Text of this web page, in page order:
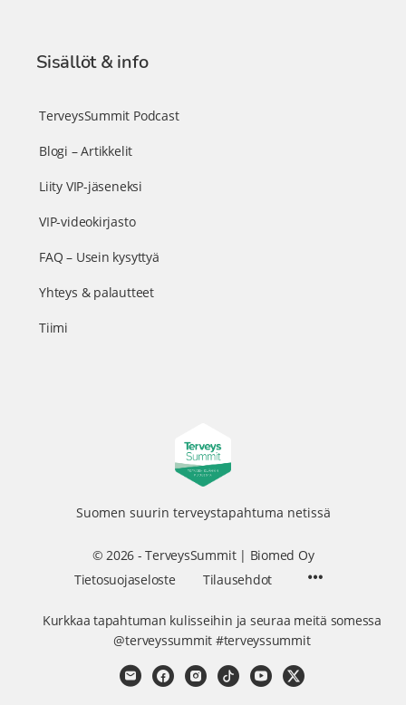
Sisällöt & info
TerveysSummit Podcast
Blogi – Artikkelit
Liity VIP-jäseneksi
VIP-videokirjasto
FAQ – Usein kysyttyä
Yhteys & palautteet
Tiimi
Suomen suurin terveystapahtuma netissä
© 2026 - TerveysSummit | Biomed Oy
Tietosuojaseloste
Tilausehdot
Kurkkaa tapahtuman kulisseihin ja seuraa meitä somessa
@terveyssummit #terveyssummit